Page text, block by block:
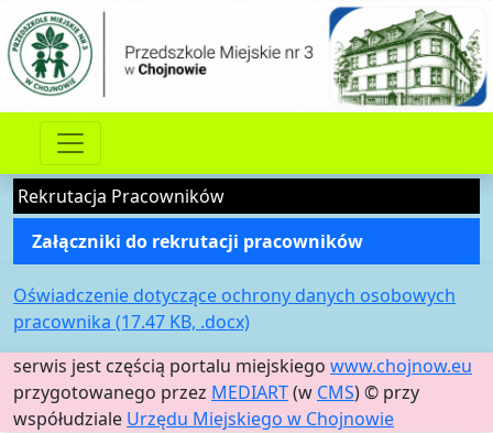
Rekrutacja Pracowników
Załączniki do rekrutacji pracowników
Oświadczenie dotyczące ochrony danych osobowych
pracownika (17.47 KB, .docx)
serwis jest częścią portalu miejskiego www.chojnow.eu
przygotowanego przez MEDIART(w CMS) © przy
współudziale Urzędu Miejskiego w Chojnowie